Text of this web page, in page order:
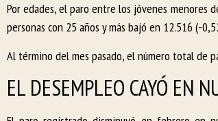
Por edades, el paro entre los jóvenes menores
personas con 25 años y más bajó en 12.516 (-
Al término del mes pasado, el número total de
EL DESEMPLEO CAYÓ EN